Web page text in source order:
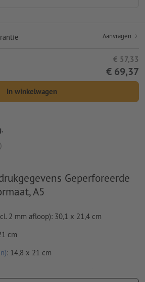
Aanvragen
€ 57,33
€ 69,37
In winkelwagen
Geperforeerde
A5
2 mm afloop): 30,1 x 21,4 cm
cm
: 14,8 x 21 cm